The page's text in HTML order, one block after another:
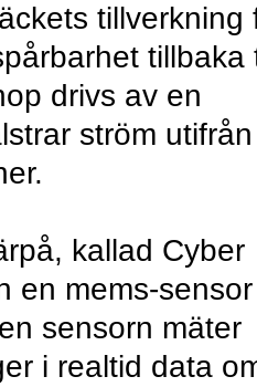
tillverkning
tillbaka
drivs av en
ström utifrån
kallad Cyber
en mems-
sensorn mäter
i realtid data